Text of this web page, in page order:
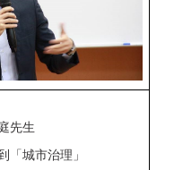
先生
「城市治理」